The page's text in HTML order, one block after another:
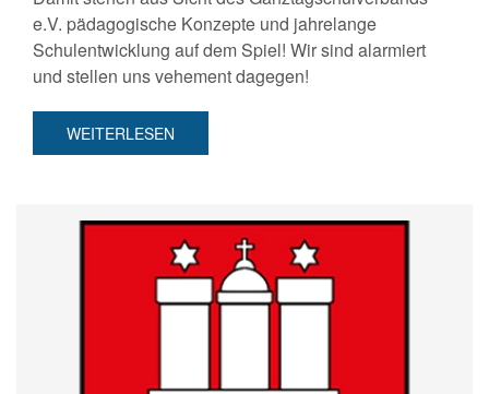
e.V. pädagogische Konzepte und jahrelange
Schulentwicklung auf dem Spiel! Wir sind alarmiert
und stellen uns vehement dagegen!
WEITERLESEN